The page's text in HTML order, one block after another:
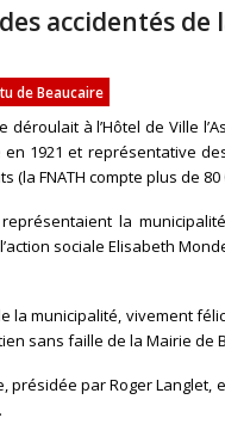
accidentés de
de Beaucaire
déroulait à l’Hôtel de Ville
en 1921 et représentative
(la FNATH compte plus de
la
sociale Elisabeth
la municipalité, vivement
sans faille de la Mairie de
présidée par Roger